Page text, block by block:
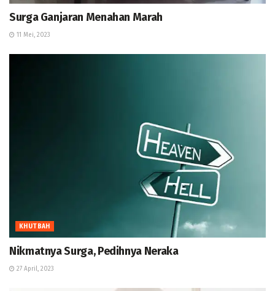
Surga Ganjaran Menahan Marah
11 Mei, 2023
KHUTBAH
Nikmatnya Surga, Pedihnya Neraka
27 April, 2023